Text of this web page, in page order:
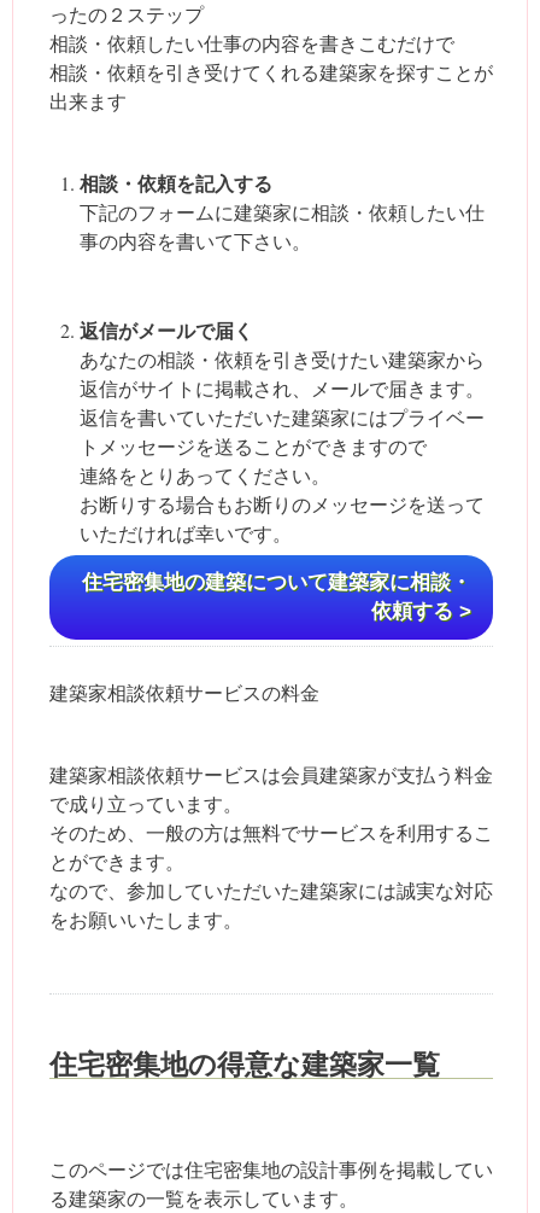
ったの２ステップ
相談・依頼したい仕事の内容を書きこむだけで
相談・依頼を引き受けてくれる建築家を探すことが
出来ます
相談・依頼を記入する
下記のフォームに建築家に相談・依頼したい仕
事の内容を書いて下さい。
返信がメールで届く
あなたの相談・依頼を引き受けたい建築家から
返信がサイトに掲載され、メールで届きます。
返信を書いていただいた建築家にはプライベー
トメッセージを送ることができますので
連絡をとりあってください。
お断りする場合もお断りのメッセージを送って
いただければ幸いです。
住宅密集地の建築について建築家に相談・
依頼する >
建築家相談依頼サービスの料金
建築家相談依頼サービスは会員建築家が支払う料金
で成り立っています。
そのため、一般の方は無料でサービスを利用するこ
とができます。
なので、参加していただいた建築家には誠実な対応
をお願いいたします。
住宅密集地の得意な建築家一覧
このページでは住宅密集地の設計事例を掲載してい
る建築家の一覧を表示しています。